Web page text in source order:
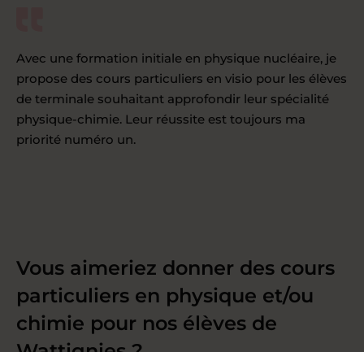
Avec une formation initiale en physique nucléaire, je
propose des cours particuliers en visio pour les élèves
de terminale souhaitant approfondir leur spécialité
physique-chimie. Leur réussite est toujours ma
priorité numéro un.
Vous aimeriez donner des cours
particuliers en physique et/ou
chimie pour nos élèves de